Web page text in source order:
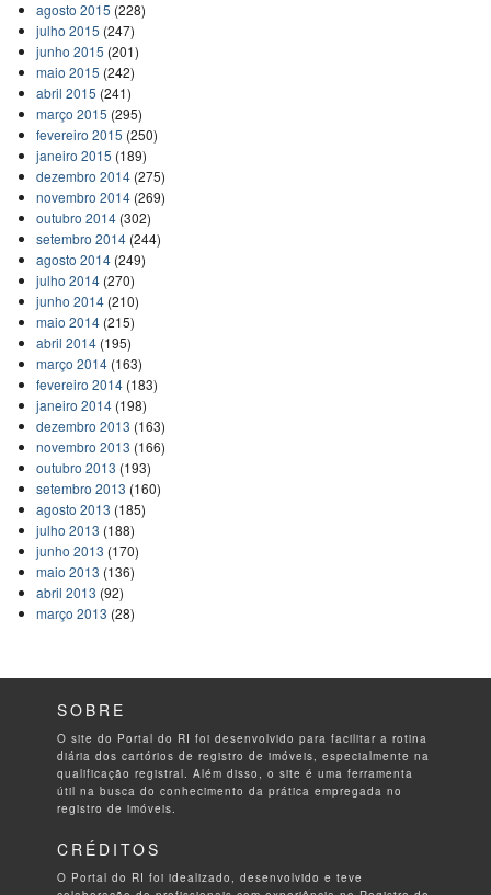
agosto 2015 (228)
julho 2015 (247)
junho 2015 (201)
maio 2015 (242)
abril 2015 (241)
março 2015 (295)
fevereiro 2015 (250)
janeiro 2015 (189)
dezembro 2014(275)
novembro 2014(269)
outubro 2014(302)
setembro 2014(244)
agosto 2014(249)
julho 2014(270)
junho 2014(210)
maio 2014(215)
abril 2014(195)
março 2014(163)
fevereiro 2014(183)
janeiro 2014(198)
dezembro 2013 (163)
novembro 2013 (166)
outubro 2013 (193)
setembro 2013 (160)
agosto 2013 (185)
julho 2013 (188)
junho 2013 (170)
maio 2013 (136)
abril 2013 (92)
março 2013 (28)
SOBRE
O site do Portal do RI foi desenvolvido para facilitar a rotina
diária dos cartórios de registro de imóveis, especialmente na
qualificação registral. Além disso, o site é uma ferramenta
útil na busca do conhecimento da prática empregada no
registro de imóveis.
CRÉDITOS
O Portal do RI foi idealizado, desenvolvido e teve